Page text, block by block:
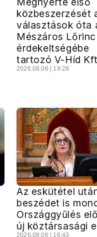
közbeszerzését
választások óta
Mészáros Lőrinc
érdekeltségébe
tartozó V-Híd
2026.08.06 | 19:28
Az eskütétel
beszédet is
Országgyűlés
új köztársasági
2026.08.06 | 16:43